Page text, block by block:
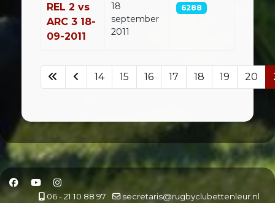
REL 2 vs
ARC 3 18-
09-2011
18
september
2011
6288
Pagina 21 van 23
14 15 16 17 18 19 20
06 - 21 10 88 97 secretaris@rugbyclubettenleur.nl